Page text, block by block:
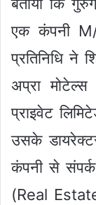
बताया कि
एक कंपनी M/
प्रतिनिधि ने
अप्रा
प्राइवेट
उसके
कंपनी से
(Real